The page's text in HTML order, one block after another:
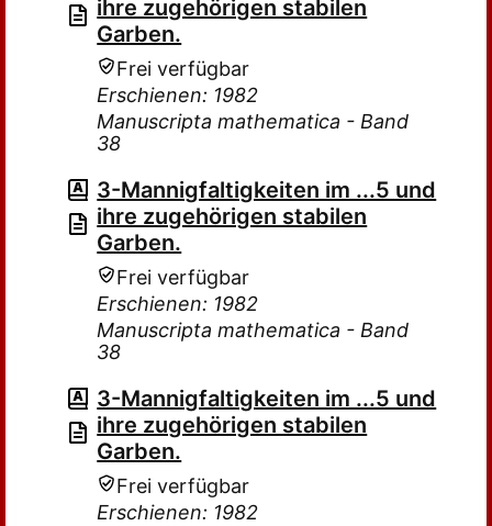
ihre zugehörigen stabilen
Garben.
Frei verfügbar
Erschienen: 1982
Manuscripta mathematica - Band
38
3-Mannigfaltigkeiten im ...5 und
ihre zugehörigen stabilen
Garben.
Frei verfügbar
Erschienen: 1982
Manuscripta mathematica - Band
38
3-Mannigfaltigkeiten im ...5 und
ihre zugehörigen stabilen
Garben.
Frei verfügbar
Erschienen: 1982